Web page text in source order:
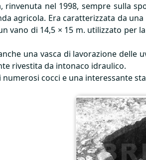
rinvenuta nel 1998, sempre sulla
agricola. Era caratterizzata da
vano di 14,5 × 15 m. utilizzato
una vasca di lavorazione
rivestita da intonaco idraulico.
cocci e una interessante